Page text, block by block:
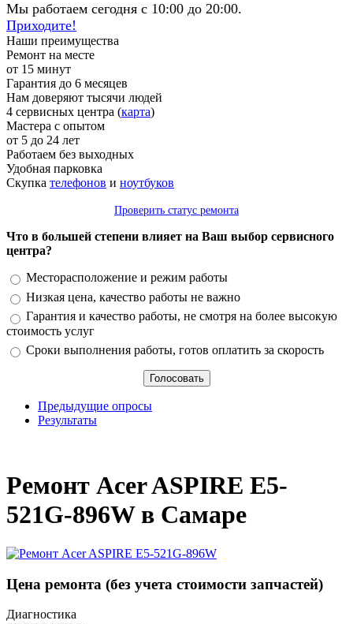
Мы работаем сегодня с 10:00 до 20:00.
Приходите!
Наши преимущества
Ремонт на месте
от 15 минут
Гарантия до 6 месяцев
Нам доверяют тысячи людей
4 сервисных центра (карта)
Мастера с опытом
от 5 до 24 лет
Работаем без выходных
Удобная парковка
Скупка телефонов и ноутбуков
Проверить статус ремонта
Что в большей степени влияет на Ваш выбор сервисного
центра?
Варианты
Месторасположение и режим работы
Низкая цена, качество работы не важно
Гарантия и качество работы, не смотря на более высокую
стоимость услуг
Сроки выполнения работы, готов оплатить за скорость
Предыдущие опросы
Результаты
Ремонт Acer ASPIRE E5-
521G-896W в Самаре
Цена ремонта (без учета стоимости запчастей)
Диагностика